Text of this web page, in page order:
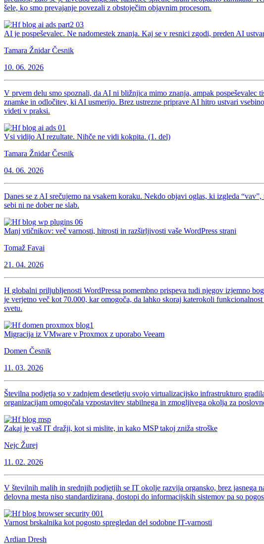
šele, ko smo prevajanje povezali z obstoječim objavnim procesom.
AI je pospeševalec. Ne nadomestek znanja. Kaj se v resnici zgodi, preden AI
Tamara Žnidar Česnik
10. 06. 2026
V prvem delu smo spoznali, da AI ni bližnjica mimo znanja, ampak pospeševalec
znamke in odločitev, ki AI usmerijo. Brez ustrezne priprave AI hitro ustvari
videti v praksi.
Vsi vidijo AI rezultate. Nihče ne vidi kokpita. (1. del)
Tamara Žnidar Česnik
04. 06. 2026
Danes se z AI srečujemo na vsakem koraku. Nekdo objavi oglas, ki izgleda
sebi ni ne dober ne slab.
Manj vtičnikov: več varnosti, hitrosti in razširljivosti vaše WordPress strani
Tomaž Favai
21. 04. 2026
H globalni priljubljenosti WordPressa pomembno prispeva tudi njegov izjemno
je verjetno več kot 70.000, kar omogoča, da lahko skoraj katerokoli
svetu.
Migracija iz VMware v Proxmox z uporabo Veeam
Domen Česnik
11. 03. 2026
Številna podjetja so v zadnjem desetletju svojo virtualizacijsko infrastrukturo
organizacijam omogočala vzpostavitev stabilnega in zmogljivega okolja za
Zakaj je vaš IT dražji, kot si mislite, in kako MSP takoj zniža stroške
Nejc Žurej
11. 02. 2026
V številnih malih in srednjih podjetjih se IT okolje razvija organsko, brez jasnega
delovna mesta niso standardizirana, dostopi do informacijskih sistemov pa so
Varnost brskalnika kot pogosto spregledan del sodobne IT-varnosti
Ardian Dresh